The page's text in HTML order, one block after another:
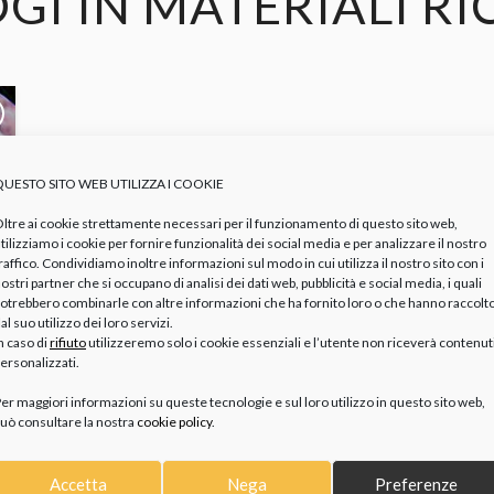
SITO WEB UTILIZZA I COOKIE
ai cookie strettamente necessari per il funzionamento di questo sito web,
i cookie per fornire funzionalità dei social media e per analizzare il nostro
Condividiamo inoltre informazioni sul modo in cui utilizza il nostro sito con i
partner che si occupano di analisi dei dati web, pubblicità e social media, i quali
combinarle con altre informazioni che ha fornito loro o che hanno
suo utilizzo dei loro servizi.
caso dirifiutoutilizzeremo solo i cookie essenziali e l’utente non riceverà
maggiori informazioni su queste tecnologie e sul loro utilizzo in questo sito web,
consultare la nostra cookie policy.
Accetta Nega Preferenze